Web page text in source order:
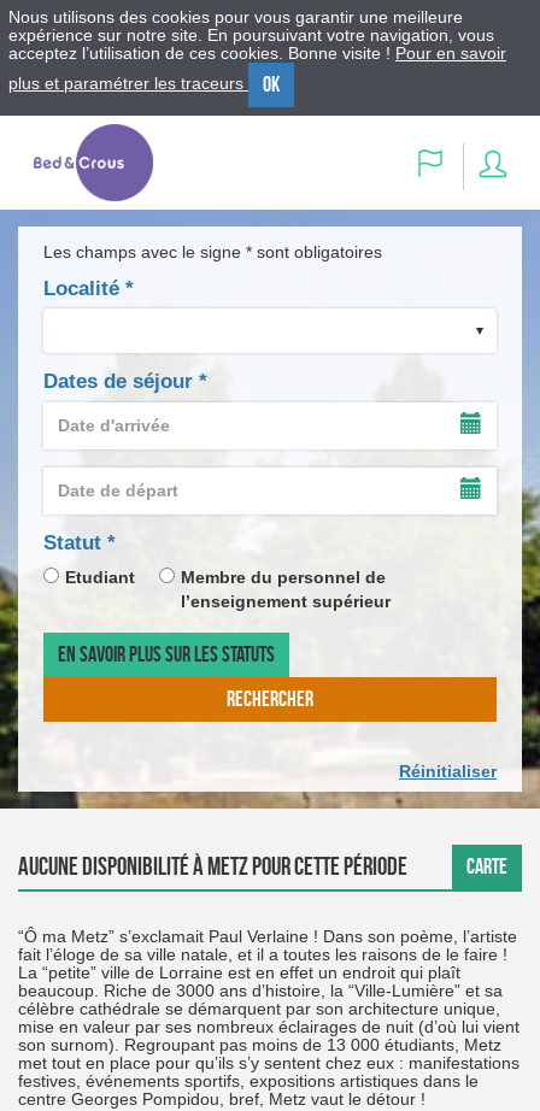
Nous utilisons des cookies pour vous garantir une meilleure
expérience sur notre site. En poursuivant votre navigation, vous
acceptez l’utilisation de ces cookies. Bonne visite ! Pour en savoir
plus et paramétrer les traceurs
OK
Langue
Les champs avec le signe * sont obligatoires
Localité *
Dates de séjour *
d'arrivée
LE
DE
SAISIE
DATE
de
*
SAISIE
DATE
DE
Statut *champ
obligatoire
Etudiant
Membre du personnel de
l’enseignement supérieur
EN SAVOIR PLUS SUR LES STATUTS
RECHERCHER
Réinitialiser
Aucune disponibilité à Metz pour cette période CARTE
“Ô ma Metz” s’exclamait Paul Verlaine ! Dans son poème, l’artiste
fait l’éloge de sa ville natale, et il a toutes les raisons de le faire !
La “petite” ville de Lorraine est en effet un endroit qui plaît
beaucoup. Riche de 3000 ans d’histoire, la “Ville-Lumière” et sa
célèbre cathédrale se démarquent par son architecture unique,
mise en valeur par ses nombreux éclairages de nuit (d’où lui vient
son surnom). Regroupant pas moins de 13 000 étudiants, Metz
met tout en place pour qu’ils s’y sentent chez eux : manifestations
festives, événements sportifs, expositions artistiques dans le
centre Georges Pompidou, bref, Metz vaut le détour !